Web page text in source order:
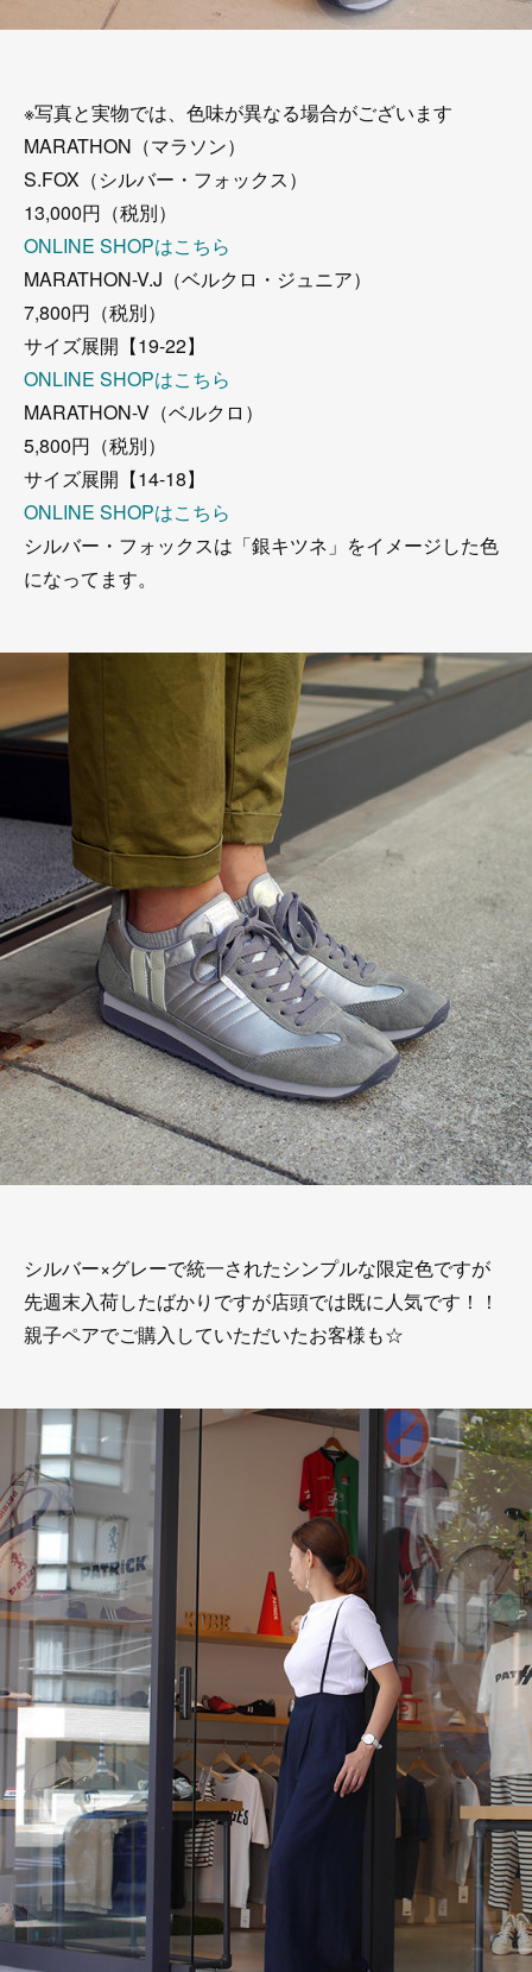
※写真と実物では、色味が異なる場合がございます
MARATHON（マラソン）
S.FOX（シルバー・フォックス）
13,000円（税別）
ONLINE SHOPはこちら
MARATHON-V.J（ベルクロ・ジュニア）
7,800円（税別）
サイズ展開【19-22】
ONLINE SHOPはこちら
MARATHON-V（ベルクロ）
5,800円（税別）
サイズ展開【14-18】
ONLINE SHOPはこちら
シルバー・フォックスは「銀キツネ」をイメージした色
になってます。
シルバー×グレーで統一されたシンプルな限定色ですが
先週末入荷したばかりですが店頭では既に人気です！！
親子ペアでご購入していただいたお客様も☆